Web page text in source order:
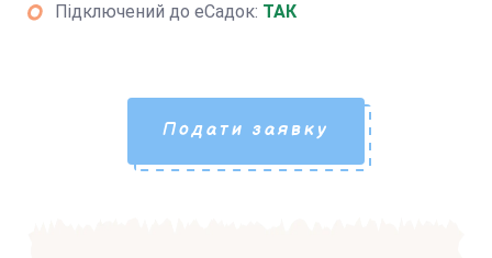
Підключений до еСадок: ТАК
Подати заявку